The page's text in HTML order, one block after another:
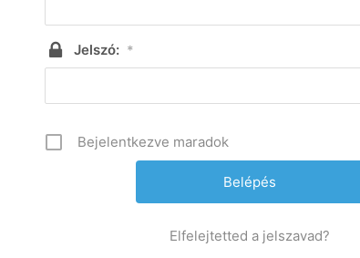
Jelszó: *
Bejelentkezve maradok
Elfelejtetted a jelszavad?